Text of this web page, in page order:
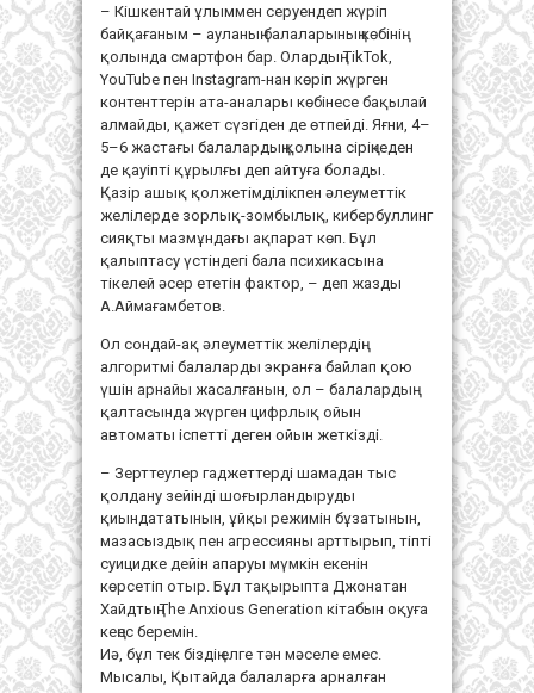
– Кішкентай ұлыммен серуендеп жүріп
байқағаным – ауланың балаларының көбінің
қолында смартфон бар. Олардың TikTok,
YouTube пен Instagram-нан көріп жүрген
контенттерін ата-аналары көбінесе бақылай
алмайды, қажет сүзгіден де өтпейді. Яғни, 4–
5–6 жастағы балалардың қолына сіріңкеден
де қауіпті құрылғы деп айтуға болады.
Қазір ашық қолжетімділікпен әлеуметтік
желілерде зорлық-зомбылық, кибербуллинг
сияқты мазмұндағы ақпарат көп. Бұл
қалыптасу үстіндегі бала психикасына
тікелей әсер ететін фактор, – деп жазды
А.Аймағамбетов.
Ол сондай-ақ әлеуметтік желілердің
алгоритмі балаларды экранға байлап қою
үшін арнайы жасалғанын, ол – балалардың
қалтасында жүрген цифрлық ойын
автоматы іспетті деген ойын жеткізді.
– Зерттеулер гаджеттерді шамадан тыс
қолдану зейінді шоғырландыруды
қиындататынын, ұйқы режимін бұзатынын,
мазасыздық пен агрессияны арттырып, тіпті
суицидке дейін апаруы мүмкін екенін
көрсетіп отыр. Бұл тақырыпта Джонатан
Хайдтың The Anxious Generation кітабын оқуға
кеңес беремін.
Иә, бұл тек біздің елге тән мәселе емес.
Мысалы, Қытайда балаларға арналған